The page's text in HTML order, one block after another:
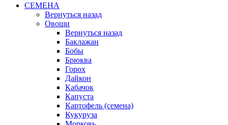
СЕМЕНА
Вернуться назад
Овощи
Вернуться назад
Баклажан
Бобы
Брюква
Горох
Дайкон
Кабачок
Капуста
Картофель (семена)
Кукуруза